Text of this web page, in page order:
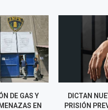
MESES DE
PARA
PNP FRUSTRA
740 MIL Y